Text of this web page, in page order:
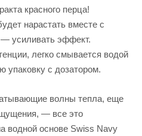
красного перца!
нарастать вместе с
усиливать эффект.
легко смывается водой
упаковку с дозатором.
волны тепла, еще
— все это
водной основе Swiss Navy